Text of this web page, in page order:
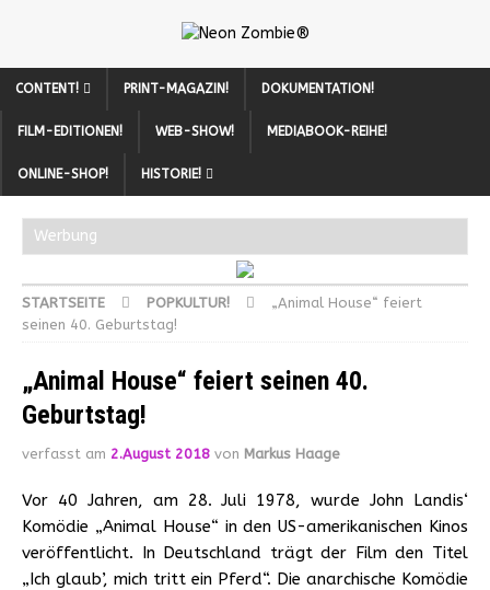
CONTENT! PRINT-MAGAZIN! DOKUMENTATION!
FILM-EDITIONEN! WEB-SHOW! MEDIABOOK-REIHE!
ONLINE-SHOP! HISTORIE!
Werbung
STARTSEITE POPKULTUR!
„Animal House“ feiert
seinen 40. Geburtstag!
„Animal House“ feiert seinen 40.
Geburtstag!
verfasst am 2.August 2018 von Markus Haage
Vor 40 Jahren, am 28. Juli 1978, wurde John Landis‘
Komödie „Animal House“ in den US-amerikanischen Kinos
veröffentlicht. In Deutschland trägt der Film den Titel
„Ich glaub’, mich tritt ein Pferd“. Die anarchische Komödie